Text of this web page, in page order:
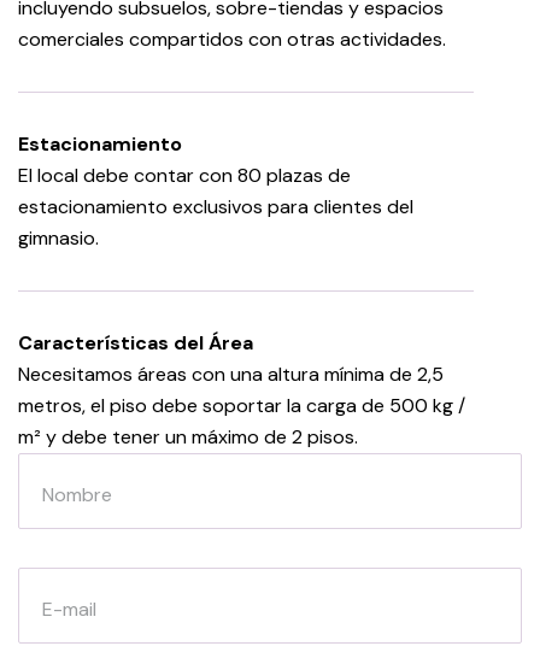
incluyendo subsuelos, sobre-tiendas y espacios
comerciales compartidos con otras actividades.
Estacionamiento
El local debe contar con 80 plazas de
estacionamiento exclusivos para clientes del
gimnasio.
Características del Área
Necesitamos áreas con una altura mínima de 2,5
metros, el piso debe soportar la carga de 500 kg /
m² y debe tener un máximo de 2 pisos.
Nombre
E-mail